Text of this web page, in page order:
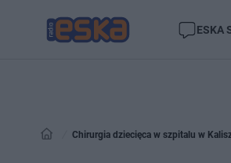
ESKA
Chirurgia dziecięca w szpitalu w